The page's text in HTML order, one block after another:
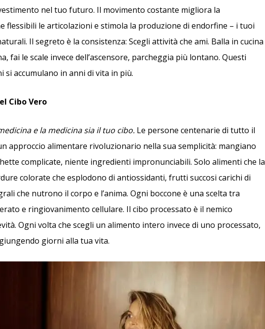
nel tuo futuro. Il movimento costante migliora la
flessibili le articolazioni e stimola la produzione di endorfine – i tuoi
Il segreto è la consistenza: Scegli attività che ami. Balla in cucina
fai le scale invece dell’ascensore, parcheggia più lontano. Questi
si accumulano in anni di vita in più.
Cibo Vero
e la medicina sia il tuo cibo. Le persone centenarie di tutto il
approccio alimentare rivoluzionario nella sua semplicità: mangiano
complicate, niente ingredienti impronunciabili. Solo alimenti che la
colorate che esplodono di antiossidanti, frutti succosi carichi di
che nutrono il corpo e l’anima. Ogni boccone è una scelta tra
e ringiovanimento cellulare. Il cibo processato è il nemico
Ogni volta che scegli un alimento intero invece di uno processato,
giorni alla tua vita.